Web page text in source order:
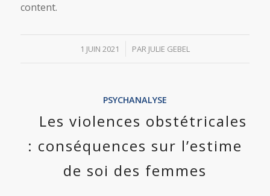
content.
1 JUIN 2021
/ PAR JULIE GEBEL
PSYCHANALYSE
Les violences obstétricales
: conséquences sur l’estime
de soi des femmes